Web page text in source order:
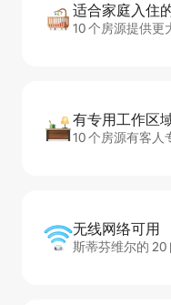
适合家庭入住
10 个房源提供更
有专用工作区
10 个房源有客人
无线网络可用
斯蒂芬维尔的 20